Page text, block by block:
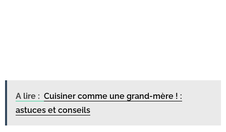
A lire : Cuisiner comme une grand-mère ! :
astuces et conseils